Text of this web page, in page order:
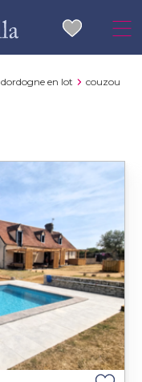
dordogne en lot couzou